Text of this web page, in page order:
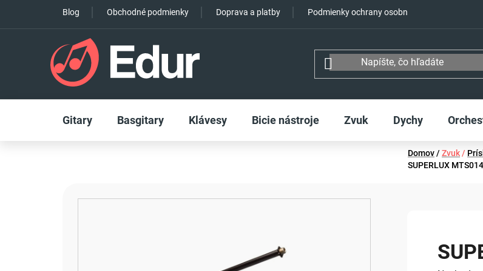
obsah
Blog Obchodné podmienky Doprava a platby Podmienky ochrany osobných údajov
Gitary Basgitary Klávesy Bicie nástroje Zvuk Dychy
Domov/Zvuk /
SUPERLUX MTS014